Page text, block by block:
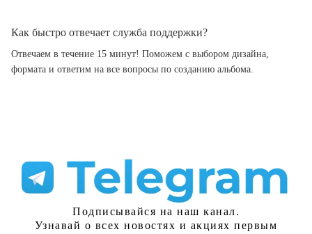
Как быстро отвечает служба поддержки?
Отвечаем в течение 15 минут! Поможем с выбором дизайна,
формата и ответим на все вопросы по созданию альбома.
Подписывайся на наш канал.
Узнавай о всех новостях и акциях первым